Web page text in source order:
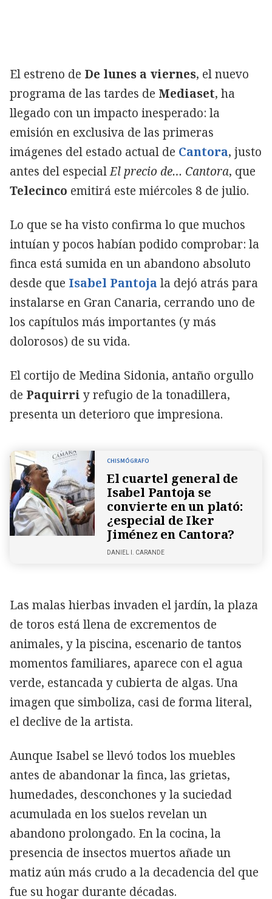
El estreno de De lunes a viernes, el nuevo
programa de las tardes de Mediaset, ha
llegado con un impacto inesperado: la
emisión en exclusiva de las primeras
imágenes del estado actual de Cantora, justo
antes del especialEl precio de… Cantora, que
Telecinco emitirá este miércoles 8 de julio.
Lo que se ha visto confirma lo que muchos
intuían y pocos habían podido comprobar: la
finca está sumida en un abandono absoluto
desde que Isabel Pantoja la dejó atrás para
instalarse en Gran Canaria, cerrando uno de
los capítulos más importantes (y más
dolorosos) de su vida.
El cortijo de Medina Sidonia, antaño orgullo
de Paquirri y refugio de la tonadillera,
presenta un deterioro que impresiona.
CHISMÓGRAFO
El cuartel general de
Isabel Pantoja se
convierte en un plató:
¿especial de Iker
Jiménez en Cantora?
DANIEL I. CARANDE
Las malas hierbas invaden el jardín, la plaza
de toros está llena de excrementos de
animales, y la piscina, escenario de tantos
momentos familiares, aparece con el agua
verde, estancada y cubierta de algas. Una
imagen que simboliza, casi de forma literal,
el declive de la artista.
Aunque Isabel se llevó todos los muebles
antes de abandonar la finca, las grietas,
humedades, desconchones y la suciedad
acumulada en los suelos revelan un
abandono prolongado. En la cocina, la
presencia de insectos muertos añade un
matiz aún más crudo a la decadencia del que
fue su hogar durante décadas.